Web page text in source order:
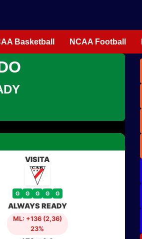
Basketball NCAA Football
VISITA
G G G G G
ALWAYS READY
ML: +136 (2,36)
23%